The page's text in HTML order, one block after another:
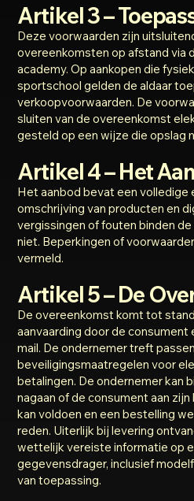
Artikel 3 –
Deze voorwaarden zijn
overeenkomsten op afstand via
academy. Op aankopen die
sportschool gelden de aldaar
verkoopvoorwaarden. De
sluiten van de overeenkomst
gesteld op een wijze die opslag
Artikel 4 – Het
Het aanbod bevat een volledige
omschrijving van producten en
vergissingen of fouten binden
niet. Beperkingen of
vermeld.
Artikel 5 – De
De overeenkomst komt tot
aanvaarding door de
mail. De ondernemer treft
beveiligingsmaatregelen voor
betalingen. De ondernemer kan
nagaan of de consument aan
kan voldoen en een bestelling
reden. Uiterlijk bij levering
wettelijk vereiste informatie op
gegevensdrager, inclusief
van toepassing.